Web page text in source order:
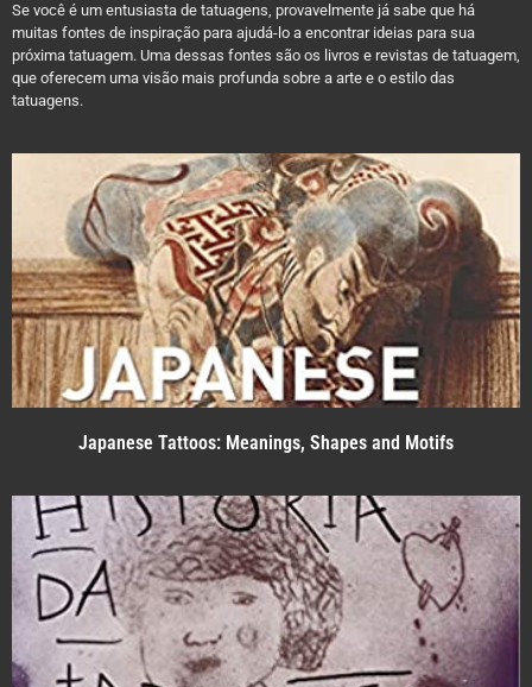
Se você é um entusiasta de tatuagens, provavelmente já sabe que há
muitas fontes de inspiração para ajudá-lo a encontrar ideias para sua
próxima tatuagem. Uma dessas fontes são os livros e revistas de tatuagem,
que oferecem uma visão mais profunda sobre a arte e o estilo das
tatuagens.
Japanese Tattoos: Meanings, Shapes and Motifs